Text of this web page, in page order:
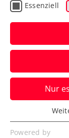
mit
Lediglich
Verfasst von:
Essenziell
Nur
Essenziell
Essenzielle
Powered by